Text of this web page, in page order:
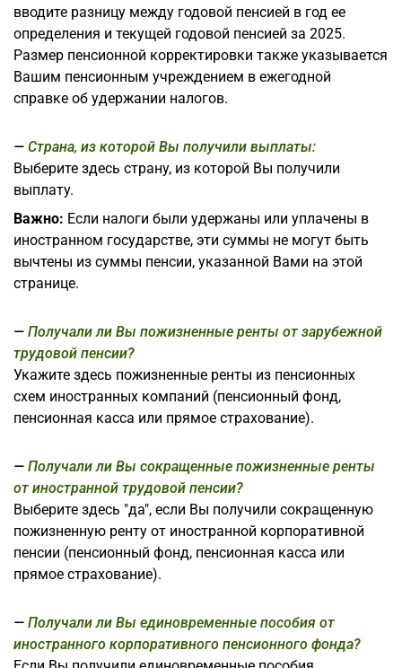
вводите разницу между годовой пенсией в год ее
определения и текущей годовой пенсией за 2025.
Размер пенсионной корректировки также указывается
Вашим пенсионным учреждением в ежегодной
справке об удержании налогов.
Страна, из которой Вы получили выплаты:
Выберите здесь страну, из которой Вы получили
выплату.
Важно: Если налоги были удержаны или уплачены в
иностранном государстве, эти суммы не могут быть
вычтены из суммы пенсии, указанной Вами на этой
странице.
Получали ли Вы пожизненные ренты от зарубежной
трудовой пенсии?
Укажите здесь пожизненные ренты из пенсионных
схем иностранных компаний (пенсионный фонд,
пенсионная касса или прямое страхование).
Получали ли Вы сокращенные пожизненные ренты
от иностранной трудовой пенсии?
Выберите здесь "да", если Вы получили сокращенную
пожизненную ренту от иностранной корпоративной
пенсии (пенсионный фонд, пенсионная касса или
прямое страхование).
Получали ли Вы единовременные пособия от
иностранного корпоративного пенсионного фонда?